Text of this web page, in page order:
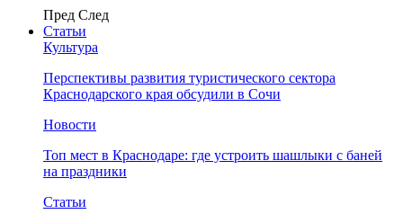
Пред След
Статьи
Культура
Перспективы развития туристического сектора
Краснодарского края обсудили в Сочи
Новости
Топ мест в Краснодаре: где устроить шашлыки с баней
на праздники
Статьи